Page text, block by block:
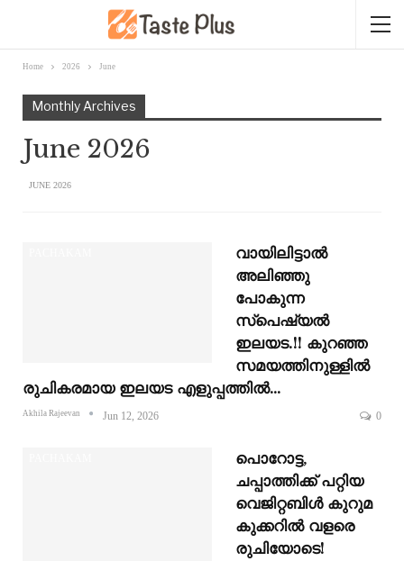
Home 2026 June
Monthly Archives
June 2026
JUNE 2026
വായിലിട്ടാൽ
അലിഞ്ഞു
പോകുന്ന
സ്പെഷ്യൽ
ഇലയട.!! കുറഞ്ഞ
സമയത്തിനുള്ളിൽ
രുചികരമായ ഇലയട എളുപ്പത്തിൽ…
Akhila Rajeevan Jun 12, 2026 0
പൊറോട്ട,
ചപ്പാത്തിക്ക് പറ്റിയ
വെജിറ്റബിൾ കുറുമ
കുക്കറിൽ വളരെ
രുചിയോടെ!